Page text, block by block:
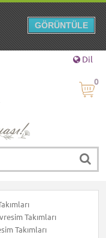
Dil
0
Takımları
Takımları
GÖRÜNTÜLE